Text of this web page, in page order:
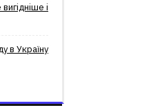
і
в Україну